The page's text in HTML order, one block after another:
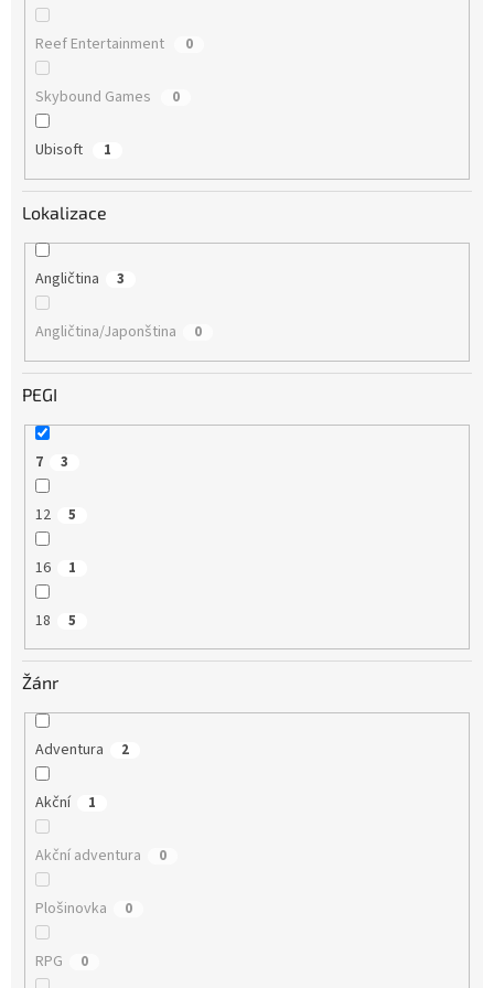
Reef Entertainment 0
Skybound Games 0
Ubisoft 1
Lokalizace
Angličtina 3
Angličtina/Japonština 0
PEGI
7 3
12 5
16 1
18 5
Žánr
Adventura 2
Akční 1
Akční adventura 0
Plošinovka 0
RPG 0